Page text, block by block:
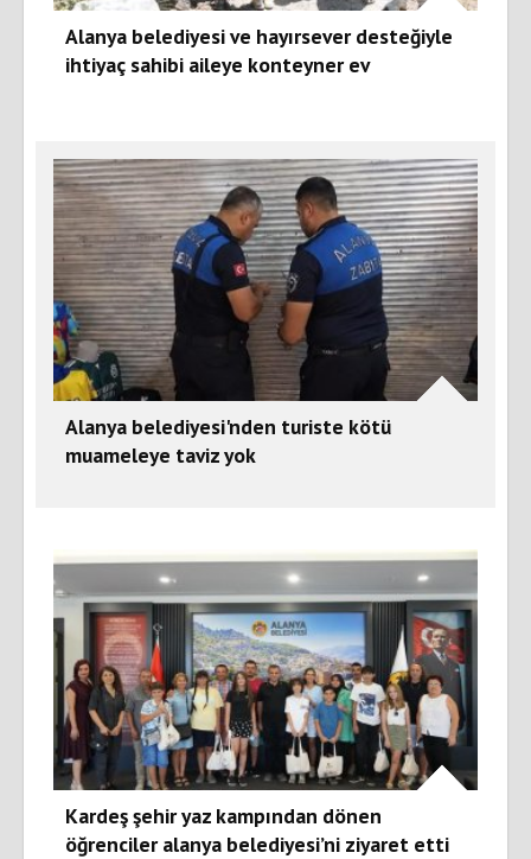
Alanya belediyesi ve hayırsever desteğiyle
ihtiyaç sahibi aileye konteyner ev
Alanya belediyesi'nden turiste kötü
muameleye taviz yok
Kardeş şehir yaz kampından dönen
öğrenciler alanya belediyesi’ni ziyaret etti